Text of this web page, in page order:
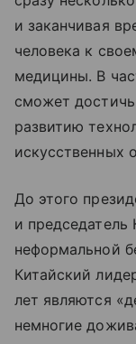
и заканчивая
человека к
медицины. В
сможет достичь
развитию
искусственных
До этого
и
неформальной
Китайский
лет являются
немногие